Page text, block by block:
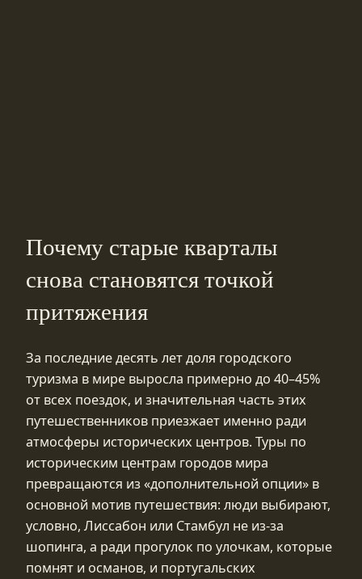
Почему старые кварталы
снова становятся точкой
притяжения
За последние десять лет доля городского
туризма в мире выросла примерно до 40–45%
от всех поездок, и значительная часть этих
путешественников приезжает именно ради
атмосферы исторических центров. Туры по
историческим центрам городов мира
превращаются из «дополнительной опции» в
основной мотив путешествия: люди выбирают,
условно, Лиссабон или Стамбул не из‑за
шопинга, а ради прогулок по улочкам, которые
помнят и османов, и португальских